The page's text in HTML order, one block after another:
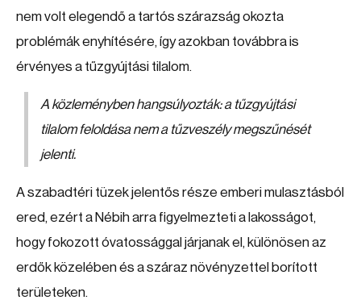
nem volt elegendő a tartós szárazság okozta
problémák enyhítésére, így azokban továbbra is
érvényes a tűzgyújtási tilalom.
A közleményben hangsúlyozták: a tűzgyújtási
tilalom feloldása nem a tűzveszély megszűnését
jelenti.
A szabadtéri tüzek jelentős része emberi mulasztásból
ered, ezért a Nébih arra figyelmezteti a lakosságot,
hogy fokozott óvatossággal járjanak el, különösen az
erdők közelében és a száraz növényzettel borított
területeken.